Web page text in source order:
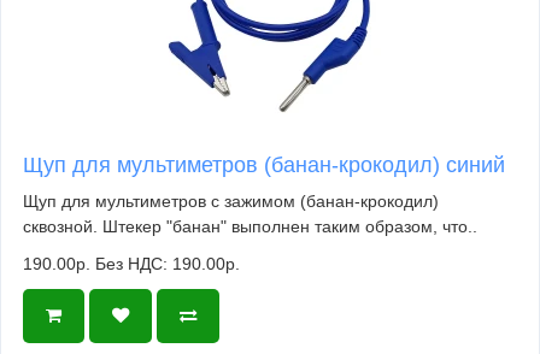
Щуп для мультиметров (банан-крокодил) синий
Щуп для мультиметров с зажимом (банан-крокодил)
сквозной. Штекер "банан" выполнен таким образом, что..
190.00р. Без НДС: 190.00р.